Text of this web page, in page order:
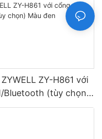
ZY-H861 với
Bluetooth (tùy chọn)